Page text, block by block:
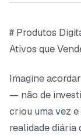
# Produtos
Ativos que
Imagine
— não de
criou uma vez
realidade diária